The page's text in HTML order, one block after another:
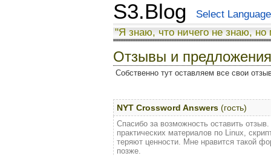
S3.Blog
Select Language
"Я знаю, что ничего не знаю,
Отзывы и предложения
Собственно тут оставляем все свои
NYT Crossword Answers (гость)
Спасибо за возможность оставить
практических материалов по Linux,
теряют ценности. Мне нравится такой
позже.